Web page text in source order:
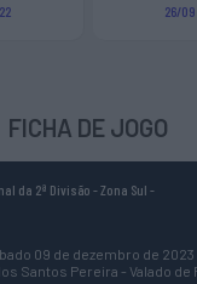
26/
FICHA DE JOGO
da 2ª Divisão - Zona Sul -
09 de dezembro de 2023
Santos Pereira - Valado de